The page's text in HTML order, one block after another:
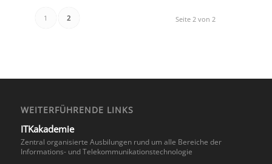
Seite 2 von 2
1 2
WEITERFÜHRENDE LINKS
ITKakademie
Zentral organisierte Ausbilungen rund um alle Bereiche der
Informations- und Telekommunikationstechnologie